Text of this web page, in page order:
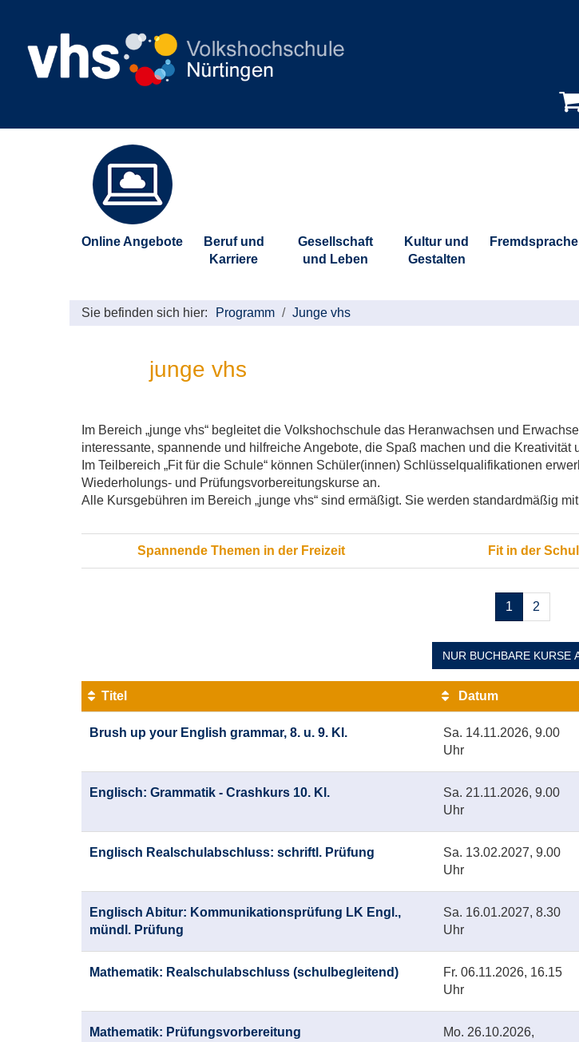
Online Angebote
Beruf und
Karriere
Gesellschaft
und Leben
Kultur und
Gestalten
Sie befinden sich hier: Programm Junge vhs
junge vhs
Im Bereich „junge vhs“ begleitet die Volkshochschule das Heranwachsen und
interessante, spannende und hilfreiche Angebote, die Spaß machen und die Kreativität
Im Teilbereich „Fit für die Schule“ können Schüler(innen) Schlüsselqualifikationen
Wiederholungs- und Prüfungsvorbereitungskurse an.
Alle Kursgebühren im Bereich „junge vhs“ sind ermäßigt. Sie werden standardmäßig
Spannende Themen in der Freizeit Fit in der
Seiten
blättern
1 2
NUR BUCHBARE KURSE
Tabellenüberschriften
sortiert
werden.
Titel Datum
Brush up your English grammar, 8. u. 9. Kl.
Sa. 14.11.2026, 9.00
Uhr
Englisch: Grammatik - Crashkurs 10. Kl. Sa. 21.11.2026, 9.00
Uhr
Englisch Realschulabschluss: schriftl. Prüfung Sa. 13.02.2027, 9.00
Uhr
Englisch Abitur: Kommunikationsprüfung LK Engl.,
mündl. Prüfung
Sa. 16.01.2027, 8.30
Uhr
Mathematik: Realschulabschluss (schulbegleitend) Fr. 06.11.2026, 16.15
Uhr
Mathematik: Prüfungsvorbereitung
Mo. 26.10.2026,